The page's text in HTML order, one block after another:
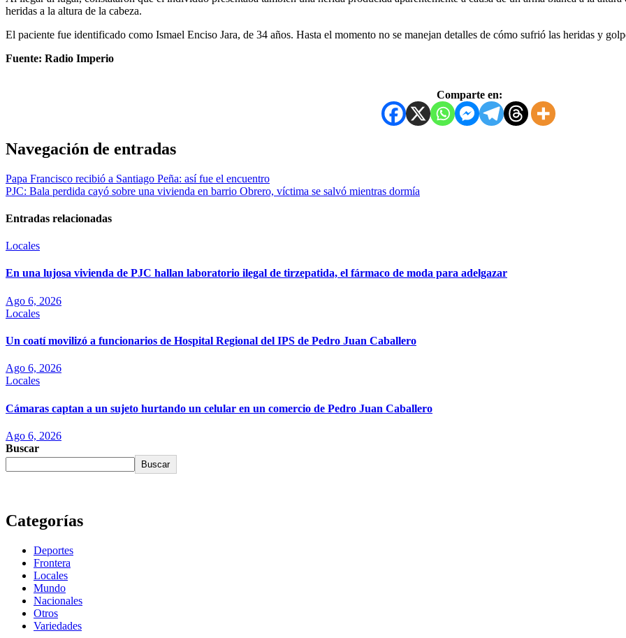
heridas a la altura de la cabeza.
El paciente fue identificado como Ismael Enciso Jara, de 34 años. Hasta el momento no se manejan detalles de cómo sufrió las heridas y
Fuente: Radio Imperio
Comparte en:
Navegación de entradas
Papa Francisco recibió a Santiago Peña: así fue el encuentro
PJC: Bala perdida cayó sobre una vivienda en barrio Obrero, víctima se salvó mientras dormía
Entradas relacionadas
Locales
En una lujosa vivienda de PJC hallan laboratorio ilegal de tirzepatida, el fármaco de moda para adelgazar
Ago 6, 2026
Locales
Un coatí movilizó a funcionarios de Hospital Regional del IPS de Pedro Juan Caballero
Ago 6, 2026
Locales
Cámaras captan a un sujeto hurtando un celular en un comercio de Pedro Juan Caballero
Ago 6, 2026
Buscar
Buscar
Categorías
Deportes
Frontera
Locales
Mundo
Nacionales
Otros
Variedades